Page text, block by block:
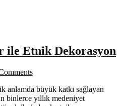
ile Etnik Dekorasyon
anlamda büyük katkı sağlayan
binlerce yıllık medeniyet